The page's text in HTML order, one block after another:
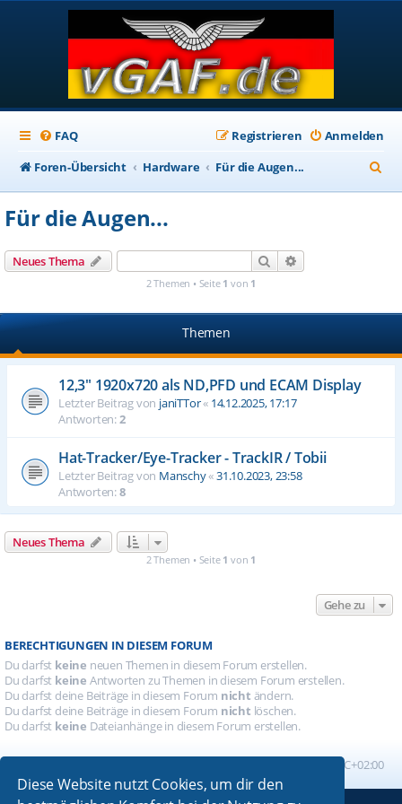
Diese Website nutzt Cookies, um dir den
FAQ Anmelden
Registrieren
Foren-Übersicht
Hardware Für die Augen...
u
Für die Augen...
Neues Thema Suche
2 Themen • Seite 1 von 1
Themen
12,3" 1920x720 als ND,PFD und ECAM Display
Letzter Beitrag von janiTTor« 14.12.2025, 17:17
Antworten:2
Hat-Tracker/Eye-Tracker - TrackIR / Tobii
Letzter Beitrag von Manschy«31.10.2023, 23:58
Antworten:8
Neues Thema
2 Themen • Seite 1 von 1
Gehe zu
BERECHTIGUNGEN IN DIESEM FORUM
Du darfst keine neuen Themen in diesem Forum erstellen.
Du darfst keine Antworten zu Themen in diesem Forum erstellen.
Du darfst deine Beiträge in diesem Forum nicht ändern.
Du darfst deine Beiträge in diesem Forum nicht löschen.
Du darfst keine Dateianhänge in diesem Forum erstellen.
UTC+02:00